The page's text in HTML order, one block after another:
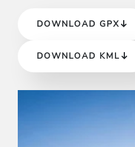
DOWNLOAD GPX
DOWNLOAD KML